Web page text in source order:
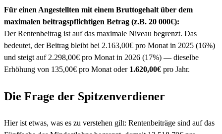
Für einen Angestellten mit einem Bruttogehalt über dem
maximalen beitragspflichtigen Betrag (z.B. 20 000€):
Der Rentenbeitrag ist auf das maximale Niveau begrenzt. Das
bedeutet, der Beitrag bleibt bei 2.163,00€ pro Monat in 2025 (16%)
und steigt auf 2.298,00€ pro Monat in 2026 (17%) — dieselbe
Erhöhung von 135,00€ pro Monat oder 1.620,00€ pro Jahr.
Die Frage der Spitzenverdiener
Hier ist etwas, was es zu verstehen gilt: Rentenbeiträge sind auf das